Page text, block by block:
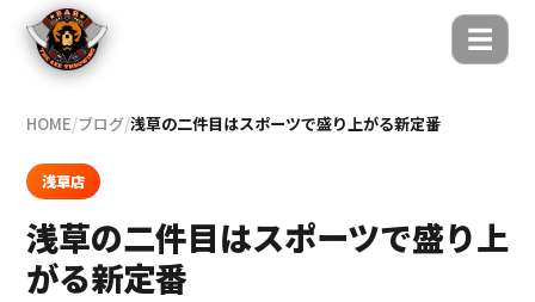
☰
HOME/ブログ/浅草の二件目はスポーツで盛り上がる新定番
浅草店
浅草の二件目はスポーツで盛り上
がる新定番